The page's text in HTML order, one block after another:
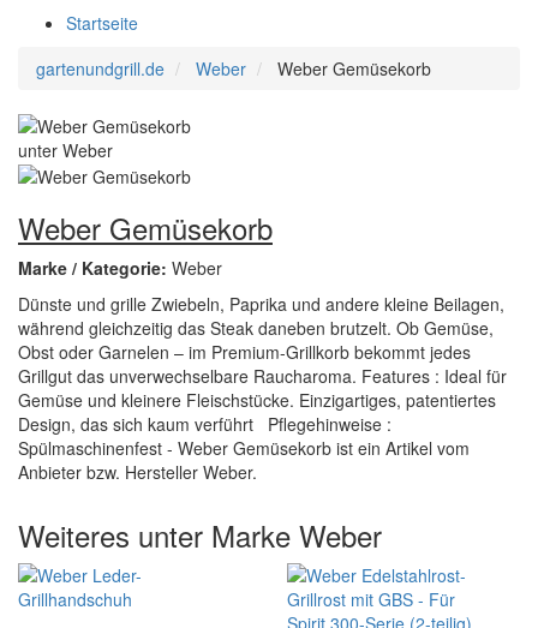
Startseite
gartenundgrill.de
Weber Weber Gemüsekorb
Weber Gemüsekorb
Marke / Kategorie: Weber
Dünste und grille Zwiebeln, Paprika und andere kleine Beilagen,
während gleichzeitig das Steak daneben brutzelt. Ob Gemüse,
Obst oder Garnelen – im Premium-Grillkorb bekommt jedes
Grillgut das unverwechselbare Raucharoma. Features : Ideal für
Gemüse und kleinere Fleischstücke. Einzigartiges, patentiertes
Design, das sich kaum verführt Pflegehinweise :
Spülmaschinenfest - Weber Gemüsekorb ist ein Artikel vom
Anbieter bzw. Hersteller Weber.
Weiteres unter Marke Weber